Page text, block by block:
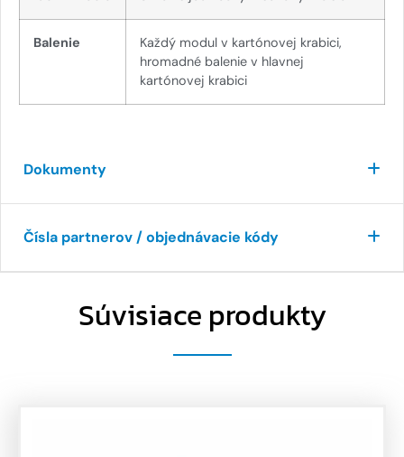
Balenie
Každý modul v kartónovej krabici,
hromadné balenie v hlavnej
kartónovej krabici
Dokumenty
Čísla partnerov / objednávacie kódy
Súvisiace produkty